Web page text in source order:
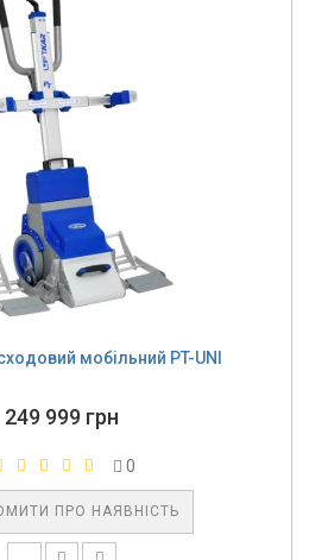
мобільний PT-UNI
249 999 грн
0
ПРО НАЯВНІСТЬ